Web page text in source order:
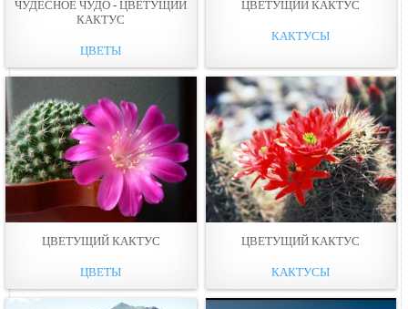
ЧУДЕСНОЕ ЧУДО - ЦВЕТУЩИЙ
КАКТУС
ЦВЕТЫ
ЦВЕТУЩИЙ КАКТУС
КАКТУСЫ
ЦВЕТУЩИЙ КАКТУС
ЦВЕТЫ
ЦВЕТУЩИЙ КАКТУС
КАКТУСЫ